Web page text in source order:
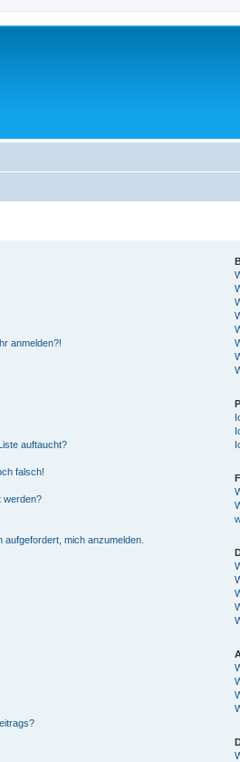
anmelden?!
auftaucht?
falsch!
werden?
mich anzumelden.